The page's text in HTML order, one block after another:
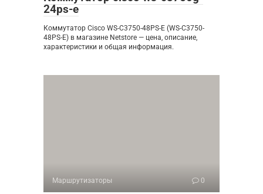
24ps-e
Коммутатор Cisco WS-C3750-48PS-E (WS-C3750-
48PS-E) в магазине Netstore — цена, описание,
характеристики и общая информация.
Маршрутизаторы 0